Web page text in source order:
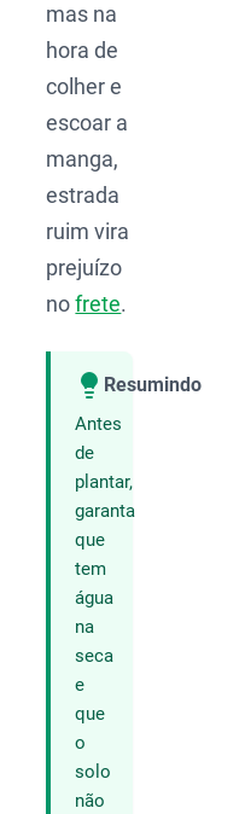
mas na
hora de
colher e
escoar a
manga,
estrada
ruim vira
prejuízo
nofrete.
Resumindo
Antes
de
plantar,
garanta
que
tem
água
na
seca
e
que
o
solo
não